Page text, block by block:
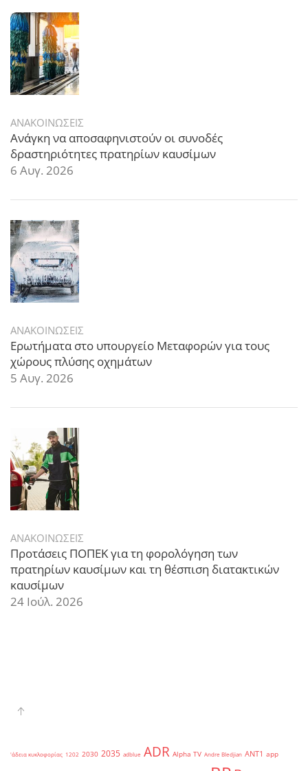
ΑΝΑΚΟΙΝΩΣΕΙΣ
Ανάγκη να αποσαφηνιστούν οι συνοδές
δραστηριότητες πρατηρίων καυσίμων
6 Αυγ. 2026
ΑΝΑΚΟΙΝΩΣΕΙΣ
Ερωτήματα στο υπουργείο Μεταφορών για τους
χώρους πλύσης οχημάτων
5 Αυγ. 2026
ΑΝΑΚΟΙΝΩΣΕΙΣ
Προτάσεις ΠΟΠΕΚ για τη φορολόγηση των
πρατηρίων καυσίμων και τη θέσπιση διατακτικών
καυσίμων
24 Ιούλ. 2026
'άδεια κυκλοφορίας 1202 2030 2035 adblue ADR Alpha TV Andre Bledjian ANT1 app